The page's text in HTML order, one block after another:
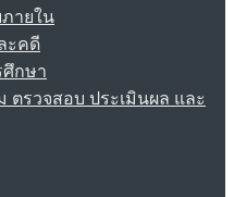
ายใน
ะคดี
ศึกษา
รวจสอบ ประเมินผล และ